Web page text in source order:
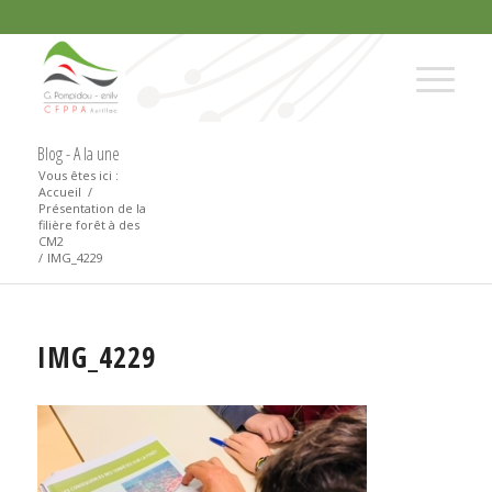
Blog - A la une
Vous êtes ici :
Accueil /
Présentation de la
filière forêt à des
CM2
/ IMG_4229
IMG_4229